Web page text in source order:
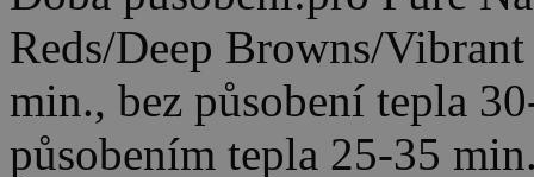
Reds/Deep Browns/
min., bez působení tepla
působením tepla 25-35